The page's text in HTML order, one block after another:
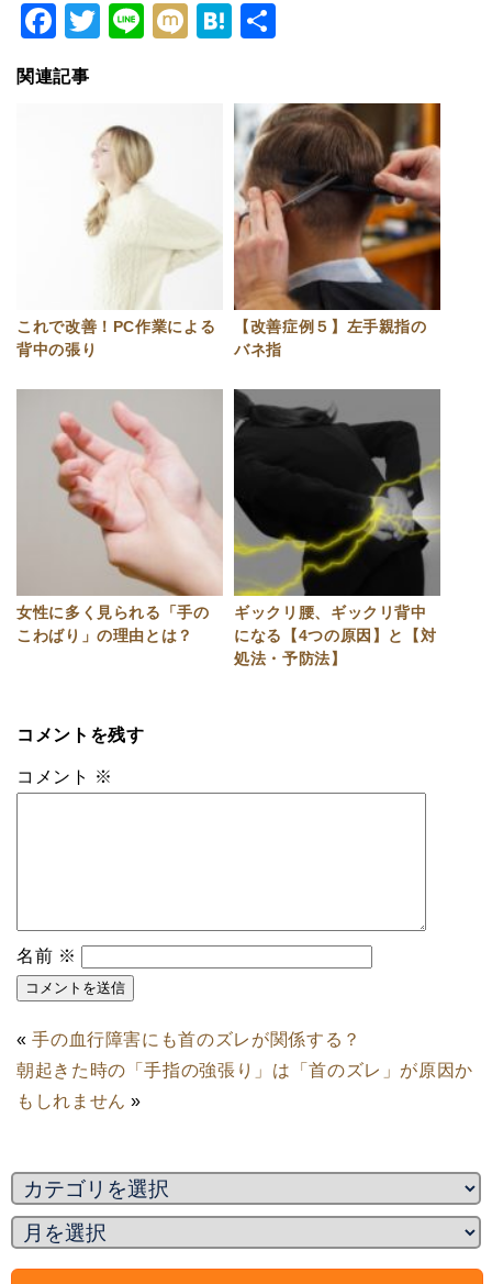
Facebook
Twitter
LineMixiHatena
関連記事
これで改善！PC作業による
背中の張り
【改善症例５】左手親指の
バネ指
女性に多く見られる「手の
こわばり」の理由とは？
ギックリ腰、ギックリ背中
になる【4つの原因】と【対
処法・予防法】
コメントを残す
コメント ※
名前 ※
«手の血行障害にも首のズレが関係する？
朝起きた時の「手指の強張り」は「首のズレ」が原因か
もしれません »